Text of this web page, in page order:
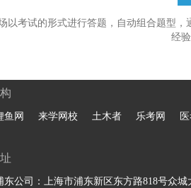
以考试的形式进行答题，自动组合题型
经
鱼网 来学网校 土木者 乐考网
东公司：上海市浦东新区东方路818号众城